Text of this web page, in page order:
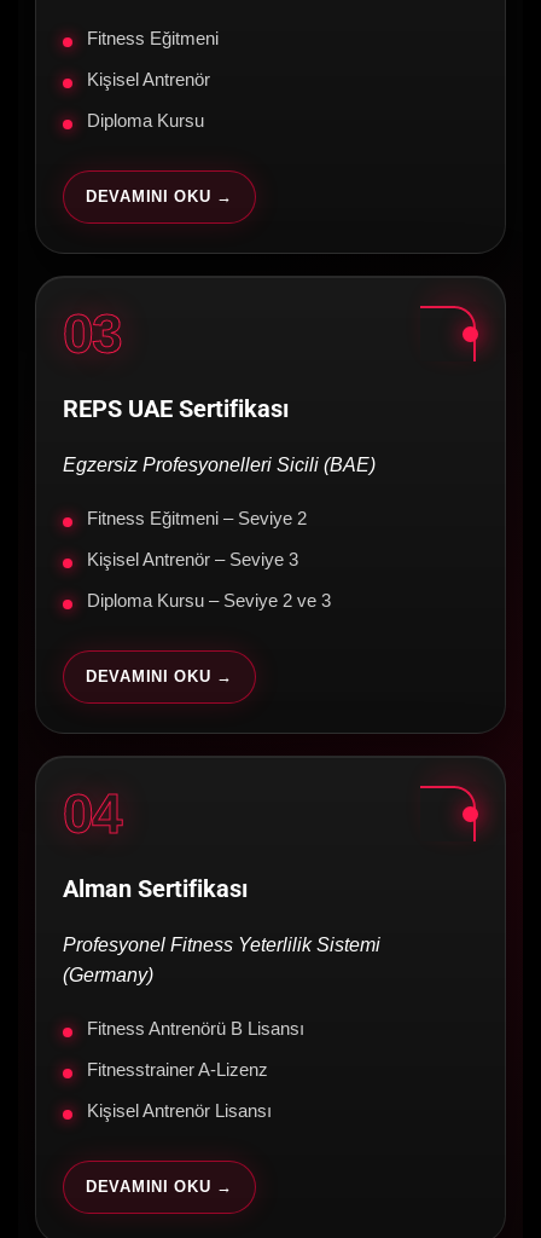
Fitness Eğitmeni
Kişisel Antrenör
Diploma Kursu
DEVAMINI OKU →
03
REPS UAE Sertifikası
Egzersiz Profesyonelleri Sicili (BAE)
Fitness Eğitmeni – Seviye 2
Kişisel Antrenör – Seviye 3
Diploma Kursu – Seviye 2 ve 3
DEVAMINI OKU →
04
Alman Sertifikası
Profesyonel Fitness Yeterlilik Sistemi
(Germany)
Fitness Antrenörü B Lisansı
Fitnesstrainer A-Lizenz
Kişisel Antrenör Lisansı
DEVAMINI OKU →